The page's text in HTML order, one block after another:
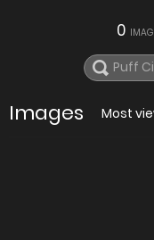
0
Images Most